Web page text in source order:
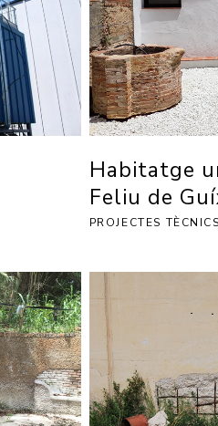
Habitatge
Feliu de
PROJECTES TÈCNICS